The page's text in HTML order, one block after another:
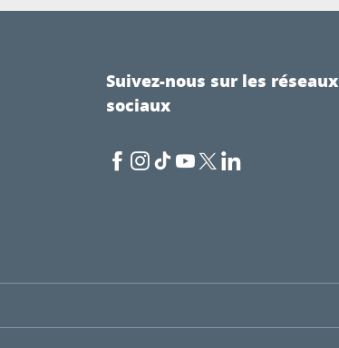
Suivez-nous sur les réseaux
sociaux